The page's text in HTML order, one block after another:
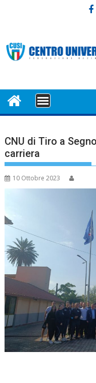
MENU
CNU di Tiro a
carriera
10 Ottobre 2023